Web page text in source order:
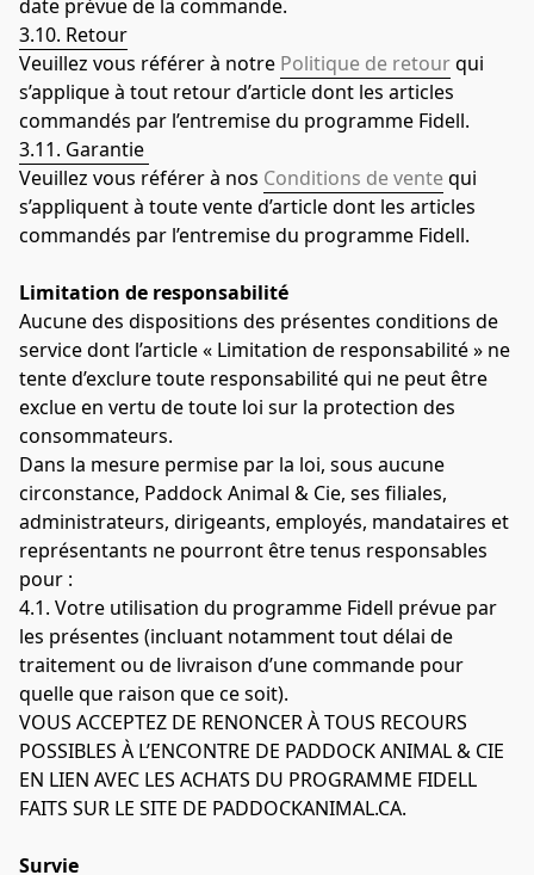
date prévue de la commande.
3.10. Retour
Veuillez vous référer à notre Politique de retour qui
s’applique à tout retour d’article dont les articles
commandés par l’entremise du programme Fidell.
3.11. Garantie
Veuillez vous référer à nos Conditions de vente qui
s’appliquent à toute vente d’article dont les articles
commandés par l’entremise du programme Fidell.
Limitation de responsabilité
Aucune des dispositions des présentes conditions de
service dont l’article « Limitation de responsabilité » ne
tente d’exclure toute responsabilité qui ne peut être
exclue en vertu de toute loi sur la protection des
consommateurs.
Dans la mesure permise par la loi, sous aucune
circonstance, Paddock Animal & Cie, ses filiales,
administrateurs, dirigeants, employés, mandataires et
représentants ne pourront être tenus responsables
pour :
4.1. Votre utilisation du programme Fidell prévue par
les présentes (incluant notamment tout délai de
traitement ou de livraison d’une commande pour
quelle que raison que ce soit).
VOUS ACCEPTEZ DE RENONCER À TOUS RECOURS
POSSIBLES À L’ENCONTRE DE PADDOCK ANIMAL & CIE
EN LIEN AVEC LES ACHATS DU PROGRAMME FIDELL
FAITS SUR LE SITE DE PADDOCKANIMAL.CA.
Survie